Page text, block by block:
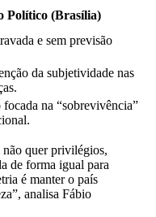
Político (Brasília)
e sem previsão
da subjetividade nas
focada na “sobrevivência”
quer privilégios,
de forma igual para
é manter o país
analisa Fábio